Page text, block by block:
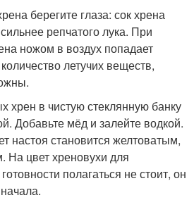
берегите глаза: сок хрена
репчатого лука. При
ножом в воздух попадает
летучих веществ,
хрен в чистую стеклянную банку
Добавьте мёд и залейте водкой.
настоя становится желтоватым,
На цвет хреновухи для
полагаться не стоит, он